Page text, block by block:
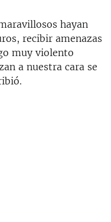
hayan
recibir amenazas
muy violento
a nuestra cara se